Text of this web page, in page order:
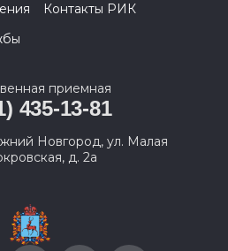
Контакты РИК
приемная
435-13-81
Новгород, ул. Малая
д. 2а